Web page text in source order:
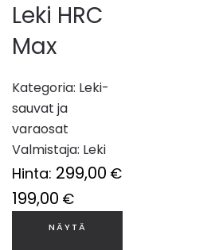
Leki HRC
Max
Kategoria: Leki-
sauvat ja
varaosat
Valmistaja: Leki
Hinta: 299,00 €
199,00 €
NÄYTÄ